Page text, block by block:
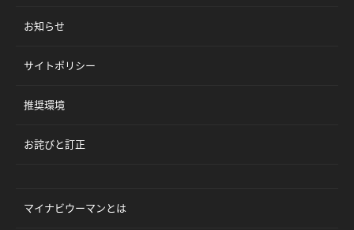
お知らせ
サイトポリシー
推奨環境
お詫びと訂正
マイナビウーマンとは